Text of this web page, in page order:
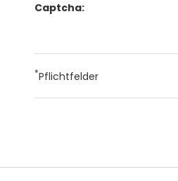
Captcha:
*Pflichtfelder